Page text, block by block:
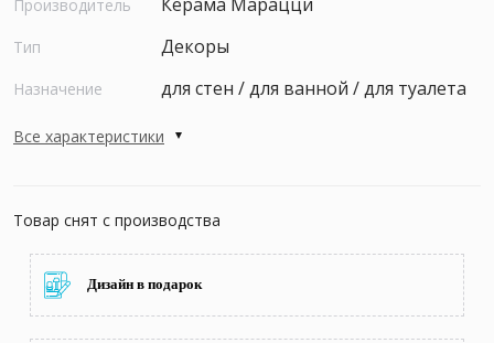
Производитель
Тип Декоры
Назначение для стен / для ванной / для туалета
Все характеристики
Товар снят с производства
Дизайн в подарок